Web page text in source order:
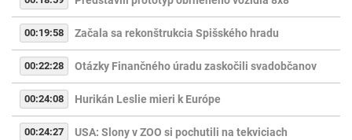
00:19:58 Začala sa rekonštrukcia Spišského hradu
00:22:28 Otázky Finančného úradu zaskočili svadobčanov
00:24:08 Hurikán Leslie mieri k Európe
00:24:27 USA: Slony v ZOO si pochutili na tekviciach